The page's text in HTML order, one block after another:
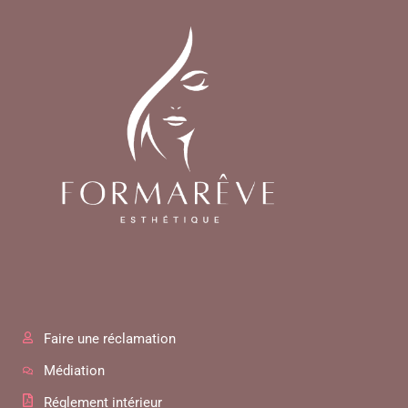
Faire une réclamation
Médiation
Réglement intérieur